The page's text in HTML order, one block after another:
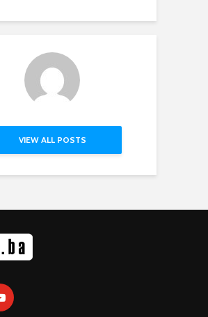
VIEW ALL POSTS